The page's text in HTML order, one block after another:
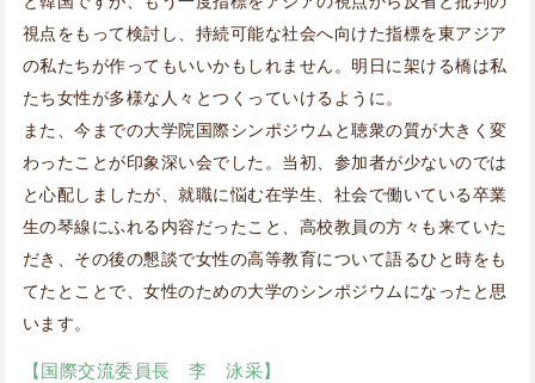
視点をもって検討し、持続可能な社会へ向けた指標を東アジア
の私たちが作ってもいいかもしれません。明日に架ける橋は私
たち女性が多様な人々とつくっていけるように。
また、今までの大学院国際シンポジウムと聴衆の質が大きく変
わったことが印象深い会でした。当初、参加者が少ないのでは
と心配しましたが、就職に悩む在学生、社会で働いている卒業
生の琴線にふれる内容だったこと、高校教員の方々も来ていた
だき、その後の懇談で女性の高等教育について語るひと時をも
てたとことで、女性のための大学のシンポジウムになったと思
います。
【国際交流委員長 李 泳采】